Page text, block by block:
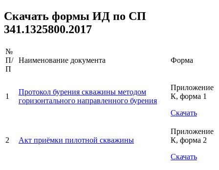
Скачать формы ИД по СП
341.1325800.2017
№
П/
П
Наименование документа Форма
1
Протокол бурения скважины методом
горизонтального направленного бурения
Приложение
К, форма 1
Скачать
2 Акт приёмки пилотной скважины
Приложение
К, форма 2
Скачать